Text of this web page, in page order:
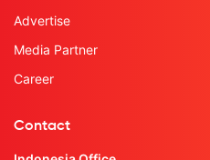
Advertise
Media Partner
Career
Contact